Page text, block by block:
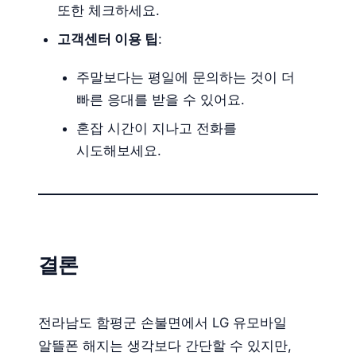
또한 체크하세요.
고객센터 이용 팁:
주말보다는 평일에 문의하는 것이 더
빠른 응대를 받을 수 있어요.
혼잡 시간이 지나고 전화를
시도해보세요.
결론
전라남도 함평군 손불면에서 LG 유모바일
알뜰폰 해지는 생각보다 간단할 수 있지만,